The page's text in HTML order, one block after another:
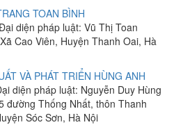
TOAN BÌNH
diện pháp luật: Vũ Thị Toan
Cao Viên, Huyện Thanh Oai, Hà
VÀ PHÁT TRIỂN HÙNG ANH
diện pháp luật: Nguyễn Duy Hùng
đường Thống Nhất, thôn Thanh
Sóc Sơn, Hà Nội